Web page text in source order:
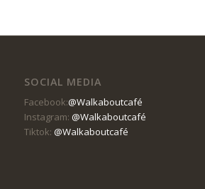
SOCIAL MEDIA
Facebook:@Walkaboutcafé
Instagram: @Walkaboutcafé
Tiktok: @Walkaboutcafé